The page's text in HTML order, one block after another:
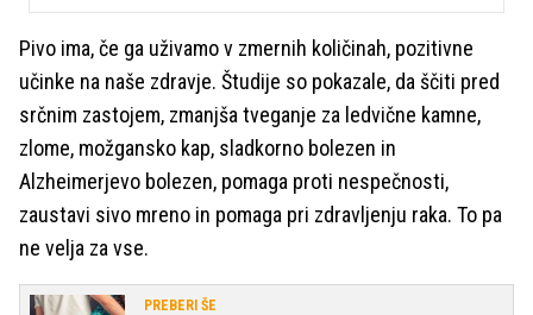
Pivo ima, če ga uživamo v zmernih količinah, pozitivne
učinke na naše zdravje. Študije so pokazale, da ščiti pred
srčnim zastojem, zmanjša tveganje za ledvične kamne,
zlome, možgansko kap, sladkorno bolezen in
Alzheimerjevo bolezen, pomaga proti nespečnosti,
zaustavi sivo mreno in pomaga pri zdravljenju raka. To pa
ne velja za vse.
PREBERI ŠE